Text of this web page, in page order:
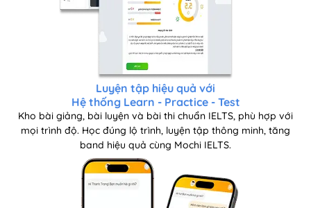
Luyện tập hiệu quả với
Hệ thống Learn - Practice - Test
Kho bài giảng, bài luyện và bài thi chuẩn IELTS, phù hợp với
mọi trình độ. Học đúng lộ trình, luyện tập thông minh, tăng
band hiệu quả cùng Mochi IELTS.